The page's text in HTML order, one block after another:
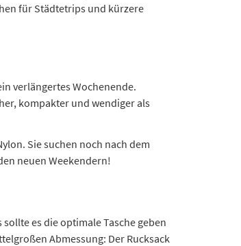
für Städtetrips und kürzere
verlängertes Wochenende.
kompakter und wendiger als
Sie suchen noch nach dem
neuen Weekendern!
es die optimale Tasche geben
Abmessung: Der Rucksack